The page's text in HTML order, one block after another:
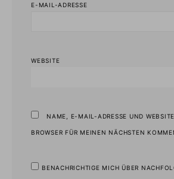
E-MAIL-ADRESSE
WEBSITE
NAME, E-MAIL-ADRESSE UND
BROWSER FÜR MEINEN NÄCHSTEN
BENACHRICHTIGE MICH ÜBER